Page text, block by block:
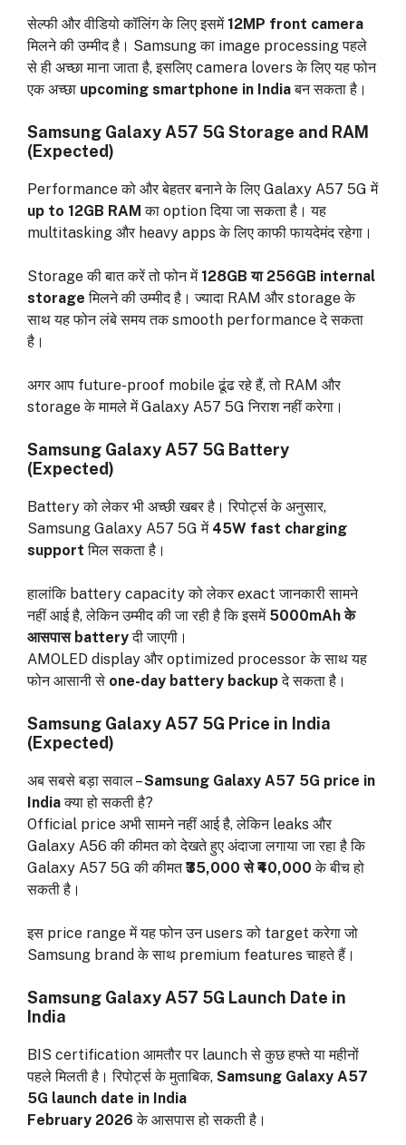
सेल्फी और वीडियो कॉलिंग के लिए इसमें 12MP front camera
मिलने की उम्मीद है। Samsung का image processing पहले
से ही अच्छा माना जाता है, इसलिए camera lovers के लिए यह फोन
एक अच्छा upcoming smartphone in Indiaबन सकता है।
Samsung Galaxy A57 5G Storage and RAM
(Expected)
Performance को और बेहतर बनाने के लिए Galaxy A57 5G में
up to 12GB RAM का option दिया जा सकता है। यह
multitasking और heavy apps के लिए काफी फायदेमंद रहेगा।
Storage की बात करें तो फोन में 128GB या 256GB internal
storage मिलने की उम्मीद है। ज्यादा RAM और storage के
साथ यह फोन लंबे समय तक smooth performance दे सकता
है।
अगर आप future-proof mobile ढूंढ रहे हैं, तो RAM और
storage के मामले में Galaxy A57 5G निराश नहीं करेगा।
Samsung Galaxy A57 5G Battery
(Expected)
Battery को लेकर भी अच्छी खबर है। रिपोर्ट्स के अनुसार,
Samsung Galaxy A57 5G में 45W fast charging
support मिल सकता है।
हालांकि battery capacity को लेकर exact जानकारी सामने
नहीं आई है, लेकिन उम्मीद की जा रही है कि इसमें 5000mAh के
आसपास batteryदी जाएगी।
AMOLED display और optimized processor के साथ यह
फोन आसानी से one-day battery backupदे सकता है।
Samsung Galaxy A57 5G Price in India
(Expected)
अब सबसे बड़ा सवाल –Samsung Galaxy A57 5G price in
Indiaक्या हो सकती है?
Official price अभी सामने नहीं आई है, लेकिन leaks और
Galaxy A56 की कीमत को देखते हुए अंदाजा लगाया जा रहा है कि
Galaxy A57 5G की कीमत₹35,000 से ₹40,000 के बीच हो
सकती है।
इस price range में यह फोन उन users को target करेगा जो
Samsung brand के साथ premium features चाहते हैं।
Samsung Galaxy A57 5G Launch Date in
India
BIS certification आमतौर पर launch से कुछ हफ्ते या महीनों
पहले मिलती है। रिपोर्ट्स के मुताबिक, Samsung Galaxy A57
5G launch date in India
February 2026 के आसपास हो सकती है।